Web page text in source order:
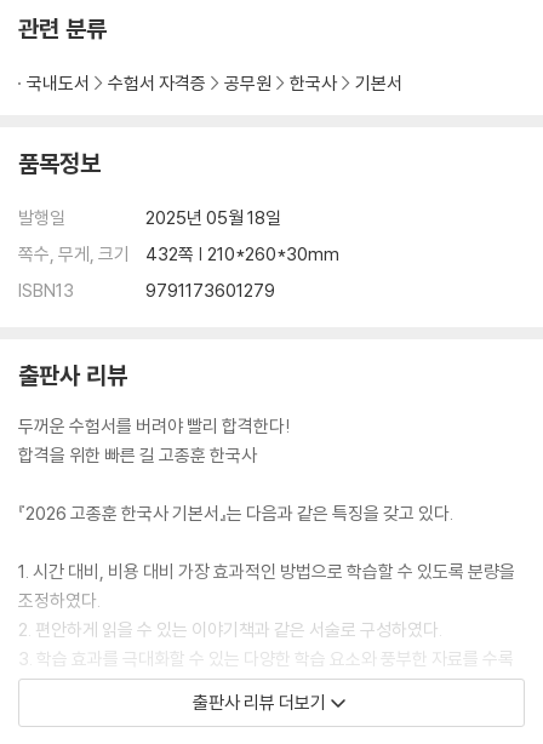
PART VIII 한국 현대사
01 대한민국의 수립
02 민주주의의 시련과 발전
04 통일 정책과 평화 통일의 과제
관련 분류
국내도서 수험서 자격증 공무원 한국사 기본서
품목정보
발행일
2025년 05월 18일
쪽수, 무게, 크기
432쪽 | 210*260*30mm
ISBN13
9791173601279
출판사 리뷰
두꺼운 수험서를 버려야 빨리 합격한다!
합격을 위한 빠른 길 고종훈 한국사
『2026 고종훈 한국사 기본서』는 다음과 같은 특징을 갖고 있다.
1. 시간 대비, 비용 대비 가장 효과적인 방법으로 학습할 수 있도록 분량을
조정하였다.
2. 편안하게 읽을 수 있는 이야기책과 같은 서술로 구성하였다.
3. 학습 효과를 극대화할 수 있는 다양한 학습 요소와 풍부한 자료를 수록
하였다.
4. 출제 가능성이 높은 핵심 자료를 선별하여 수록하고 철저히 분석해 놓
출판사 리뷰 더보기